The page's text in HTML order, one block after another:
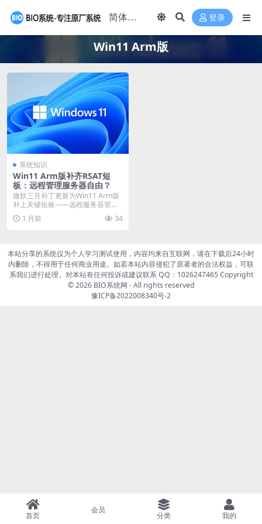
登录
Win11 Arm版
系统知识
Win11 Arm版补齐RSAT短
板：远程管理服务器自由？
微软三月补丁更新为Win11 Arm版
补上关键短板——远程服务器管理
工具（RSA...
1 月前 34
本站分享的系统仅为个人学习测试使用，内容均来自互联网，请在下载后24小时
内删除，不得用于任何商业用途。如若本站内容侵犯了原著者的合法权益，可联
系我们进行处理。对本站有任何投诉或建议联系 QQ：1026247465 Copyright
© 2026 BIO系统网 - All rights reserved
豫ICP备2022008340号-2
首页
会员
分类 我的